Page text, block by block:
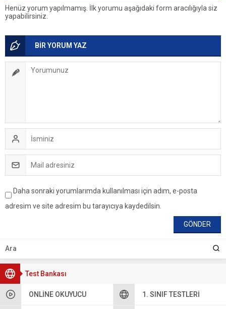
Test Bankası
ONLINE OKUYUCU 1. SINIF TESTLERI
Henüz yorum yapılmamış. İlk yorumu aşağıdaki form aracılığıyla siz
yapabilirsiniz.
BİR YORUM YAZ
Daha sonraki yorumlarımda kullanılması için adım, e-posta
adresim ve site adresim bu tarayıcıya kaydedilsin.